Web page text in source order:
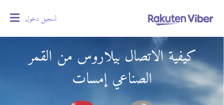
تسجيل دخول
كيفية الاتصال بيلاروس من القمر
الصناعي إمسات